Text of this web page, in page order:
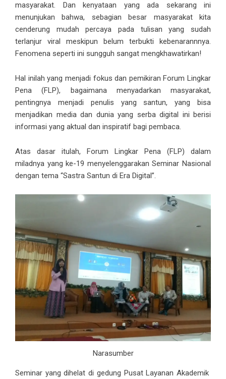
masyarakat. Dan kenyataan yang ada sekarang ini
menunjukan bahwa, sebagian besar masyarakat kita
cenderung mudah percaya pada tulisan yang sudah
terlanjur viral meskipun belum terbukti kebenarannnya.
Fenomena seperti ini sungguh sangat mengkhawatirkan!
Hal inilah yang menjadi fokus dan pemikiran Forum Lingkar
Pena (FLP), bagaimana menyadarkan masyarakat,
pentingnya menjadi penulis yang santun, yang bisa
menjadikan media dan dunia yang serba digital ini berisi
informasi yang aktual dan inspiratif bagi pembaca.
Atas dasar itulah, Forum Lingkar Pena (FLP) dalam
miladnya yang ke-19 menyelenggarakan Seminar Nasional
dengan tema “Sastra Santun di Era Digital”.
Narasumber
Seminar yang dihelat di gedung Pusat Layanan Akademik